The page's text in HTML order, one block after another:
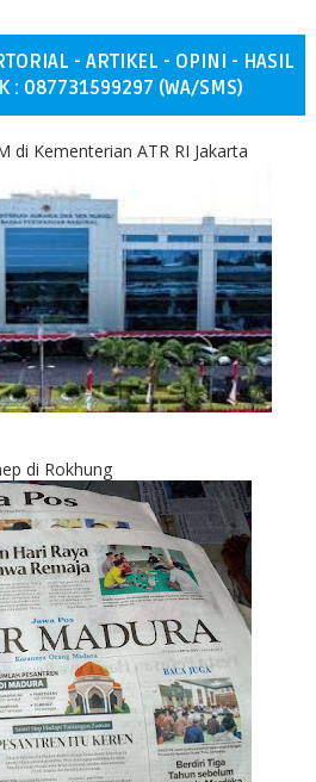
- ARTIKEL - OPINI - HASIL
: 087731599297 (WA/SMS)
di Kementerian ATR RI Jakarta
di Rokhung